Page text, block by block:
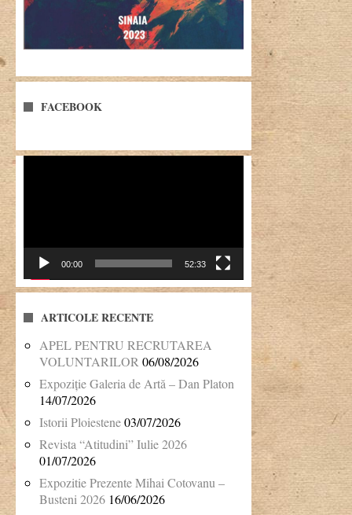
FACEBOOK
00:00 52:33
ARTICOLE RECENTE
APEL PENTRU RECRUTAREA
VOLUNTARILOR06/08/2026
Expoziție Galeria de Artă – Dan Platon
14/07/2026
Istorii Ploiestene03/07/2026
Revista “Atitudini” Iulie 2026
01/07/2026
Expozitie Prezente Mihai Cotovanu –
Busteni 2026 16/06/2026